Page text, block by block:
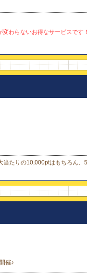
わらないお得なサービスです！
当たりの10,000ptはもちろん、
催♪